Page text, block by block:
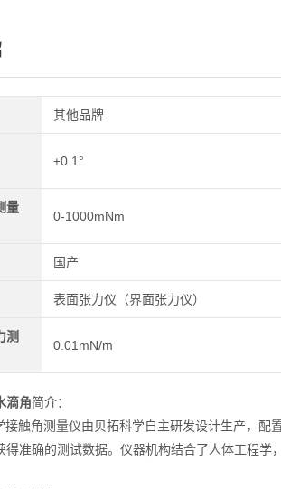
其他品牌
±0.1°
量
0-1000mNm
国产
表面张力仪（界面张力仪）
测
0.01mN/m
滴角简介：
触角测量仪由贝拓科学自主研发设计生产，配
得准确的测试数据。仪器机构结合了人体工程